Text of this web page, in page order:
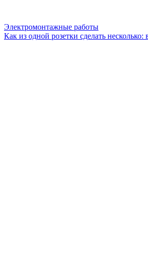
Электромонтажные работы
Как из одной розетки сделать несколько: